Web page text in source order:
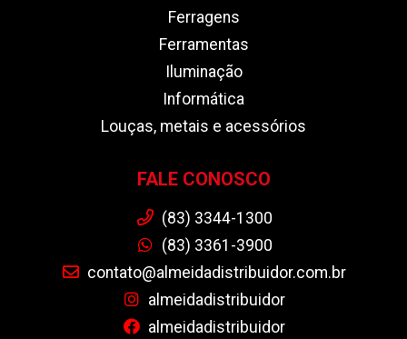
Ferragens
Ferramentas
Iluminação
Informática
Louças, metais e acessórios
FALE CONOSCO
(83) 3344-1300
(83) 3361-3900
contato@almeidadistribuidor.com.br
almeidadistribuidor
almeidadistribuidor